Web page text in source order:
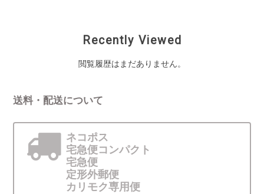
Recently Viewed
閲覧履歴はまだありません。
送料・配送について
ネコポス
宅急便コンパクト
宅急便
定形外郵便
カリモク専用便